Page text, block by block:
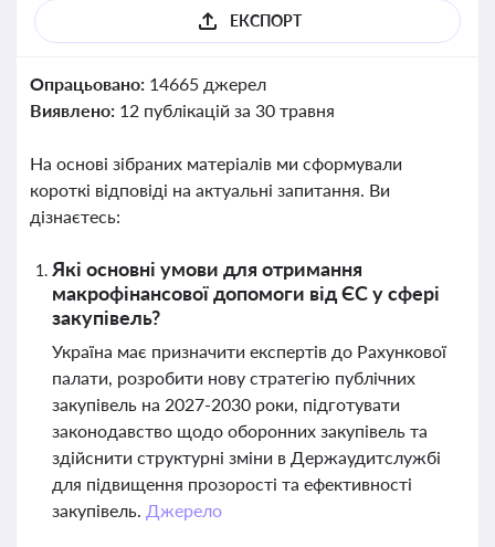
ЕКСПОРТ
Опрацьовано: 14665 джерел
Виявлено: 12 публікацій за 30 травня
На основі зібраних матеріалів ми сформували
короткі відповіді на актуальні запитання. Ви
дізнаєтесь:
Які основні умови для отримання
макрофінансової допомоги від ЄС у сфері
закупівель?
Україна має призначити експертів до Рахункової
палати, розробити нову стратегію публічних
закупівель на 2027-2030 роки, підготувати
законодавство щодо оборонних закупівель та
здійснити структурні зміни в Держаудитслужбі
для підвищення прозорості та ефективності
закупівель. Джерело